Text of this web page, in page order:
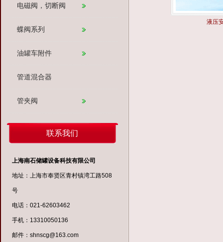
电磁阀，切断阀
蝶阀系列
油罐车附件
管道混合器
管夹阀
联系我们
上海南石储罐设备科技有限公司
地址：上海市奉贤区青村镇湾工路508
号
电话：021-62603462
手机：13310050136
邮件：shnscg@163.com
液压